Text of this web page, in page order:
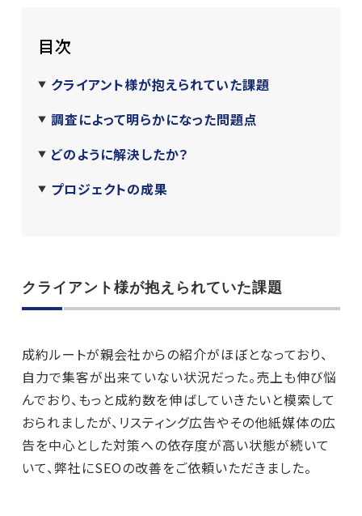
目次
クライアント様が抱えられていた課題
調査によって明らかになった問題点
どのように解決したか？
プロジェクトの成果
クライアント様が抱えられていた課題
成約ルートが親会社からの紹介がほぼとなっており、
自力で集客が出来ていない状況だった。売上も伸び悩
んでおり、もっと成約数を伸ばしていきたいと模索して
おられましたが、リスティング広告やその他紙媒体の広
告を中心とした対策への依存度が高い状態が続いて
いて、弊社にSEOの改善をご依頼いただきました。